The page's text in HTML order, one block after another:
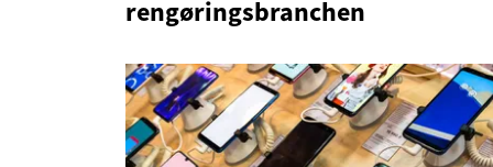
rengøringsbranchen